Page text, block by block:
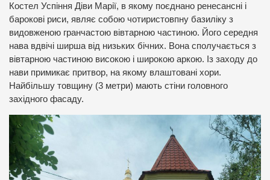
Костел Успіння Діви Марії, в якому поєднано ренесансні і
барокові риси, являє собою чотиристовпну базиліку з
видовженою гранчастою вівтарною частиною. Його середня
нава вдвічі ширша від низьких бічних. Вона сполучається з
вівтарною частиною високою і широкою аркою. Із заходу до
нави примикає притвор, на якому влаштовані хори.
Найбільшу товщину (3 метри) мають стіни головного
західного фасаду.